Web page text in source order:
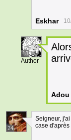
Eskhar
18
Author
Adou
24
Seigneur,
case d'après